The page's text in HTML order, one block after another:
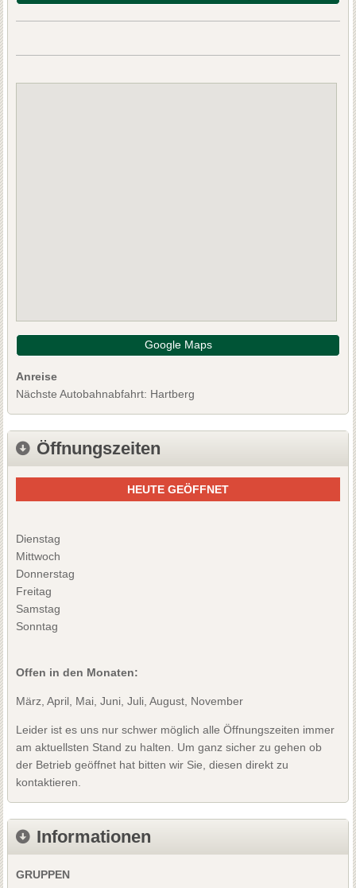
Google Maps
Anreise
Nächste Autobahnabfahrt: Hartberg
Öffnungszeiten
HEUTE GEÖFFNET
Dienstag
Mittwoch
Donnerstag
Freitag
Samstag
Sonntag
Offen in den Monaten:
März, April, Mai, Juni, Juli, August, November
Leider ist es uns nur schwer möglich alle Öffnungszeiten immer
am aktuellsten Stand zu halten. Um ganz sicher zu gehen ob
der Betrieb geöffnet hat bitten wir Sie, diesen direkt zu
kontaktieren.
Informationen
GRUPPEN